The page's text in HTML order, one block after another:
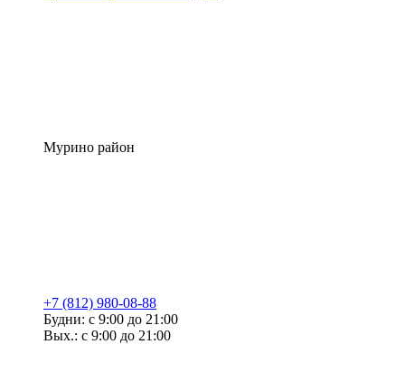
Мурино район
+7 (812) 980-08-88
Будни: с 9:00 до 21:00
Вых.: с 9:00 до 21:00